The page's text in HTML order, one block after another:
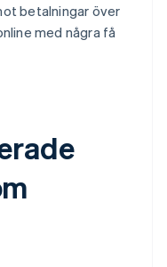
betalningar över
med några få